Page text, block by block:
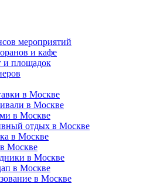
мероприятий
и кафе
и площадок
в Москве
в Москве
в Москве
отдых в Москве
в Москве
Москве
в Москве
в Москве
в Москве